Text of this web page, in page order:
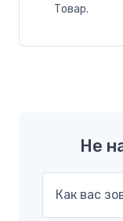
Товар.
Не
Как вас